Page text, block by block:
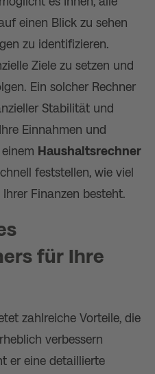
einen Blick zu sehen
zu identifizieren.
Ziele zu setzen und
Ein solcher Rechner
Stabilität und
Einnahmen und
Haushaltsrechner
feststellen, wie viel
Finanzen besteht.
s für Ihre
zahlreiche Vorteile, die
verbessern
er eine detaillierte